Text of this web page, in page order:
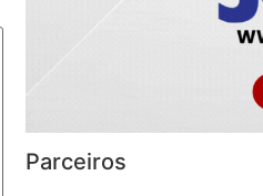
Parceiros